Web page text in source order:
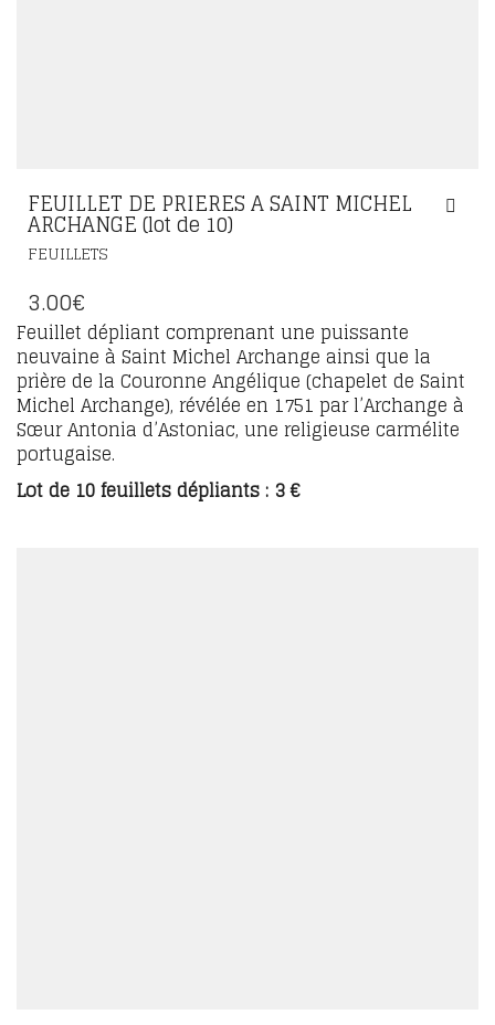
FEUILLET DE PRIERES A SAINT MICHEL
ARCHANGE (lot de 10)
FEUILLETS
3.00€
Feuillet dépliant comprenant une puissante
neuvaine à Saint Michel Archange ainsi que la
prière de la Couronne Angélique (chapelet de Saint
Michel Archange), révélée en 1751 par l’Archange à
Sœur Antonia d’Astoniac, une religieuse carmélite
portugaise.
Lot de 10 feuillets dépliants : 3 €